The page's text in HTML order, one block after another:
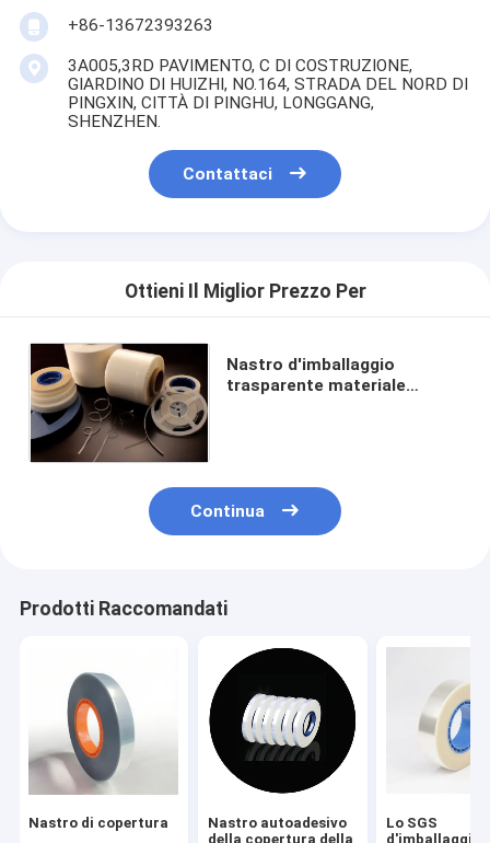
+86-13672393263
3A005,3RD PAVIMENTO, C DI COSTRUZIONE,
GIARDINO DI HUIZHI, NO.164, STRADA DEL NORD DI
PINGXIN, CITTÀ DI PINGHU, LONGGANG,
SHENZHEN.
Contattaci
Ottieni Il Miglior Prezzo Per
Nastro d'imballaggio
trasparente materiale
Continua
Prodotti Raccomandati
Nastro di copertura
Nastro autoadesivo
della copertura della
Lo SGS
d'imballaggio